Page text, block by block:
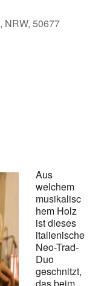
NRW, 50677
Aus
welchem
musikalisc
hem Holz
ist dieses
italienische
Neo-Trad-
Duo
geschnitzt,